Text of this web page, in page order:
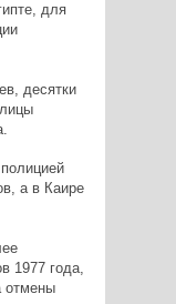
для
десятки
а в Каире
1977 года,
отмены